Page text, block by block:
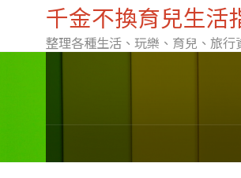
千金不換育兒生活
整理各種生活、玩樂、育兒、旅行